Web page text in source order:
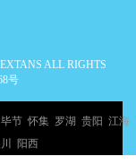
ALL RIGHTS
号
毕节 怀集 罗湖 贵阳 江海
阳西